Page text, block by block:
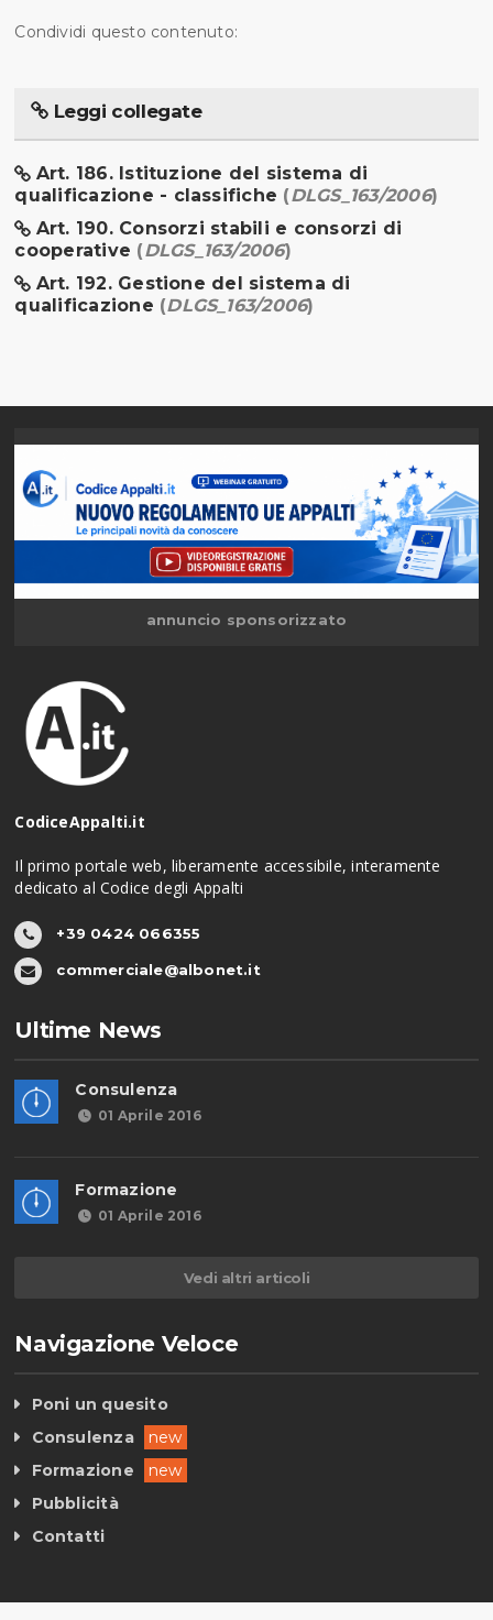
Condividi questo contenuto:
Leggi collegate
Art. 186. Istituzione del sistema di
qualificazione - classifiche (DLGS_163/2006)
Art. 190. Consorzi stabili e consorzi di
cooperative (DLGS_163/2006)
Art. 192. Gestione del sistema di
qualificazione (DLGS_163/2006)
annuncio sponsorizzato
CodiceAppalti.it
Il primo portale web, liberamente accessibile, interamente
dedicato al Codice degli Appalti
+39 0424 066355
commerciale@albonet.it
Ultime News
Consulenza
01 Aprile 2016
Formazione
01 Aprile 2016
Vedi altri articoli
Navigazione Veloce
Poni un quesito
Consulenza
new
Formazione
new
Pubblicità
Contatti